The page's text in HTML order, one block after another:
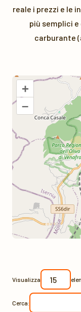
reale i prezzi e le
più semplici
carburante
+
–
Visualizza
Cerca: